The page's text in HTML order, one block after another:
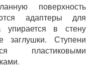
поверхность
адаптеры для
упирается в стену
заглушки. Ступени
пластиковыми
.